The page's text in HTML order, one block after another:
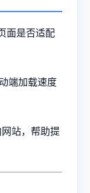
面是否适配
端加载速度
站，帮助提